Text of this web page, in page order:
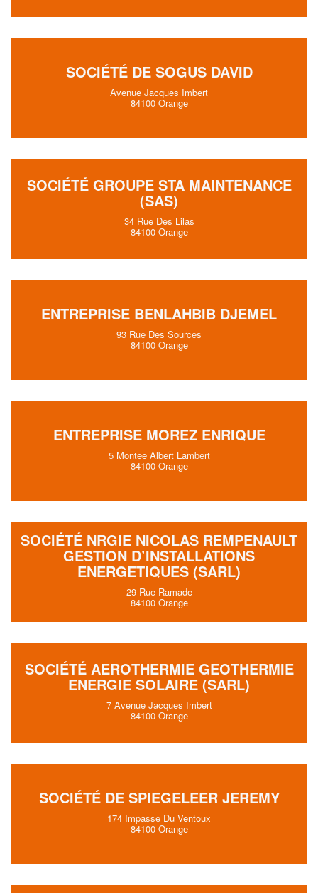
SOCIÉTÉ DE SOGUS DAVID
Avenue Jacques Imbert
84100 Orange
SOCIÉTÉ GROUPE STA MAINTENANCE
(SAS)
34 Rue Des Lilas
84100 Orange
ENTREPRISE BENLAHBIB DJEMEL
93 Rue Des Sources
84100 Orange
ENTREPRISE MOREZ ENRIQUE
5 Montee Albert Lambert
84100 Orange
SOCIÉTÉ NRGIE NICOLAS REMPENAULT
GESTION D’INSTALLATIONS
ENERGETIQUES (SARL)
29 Rue Ramade
84100 Orange
SOCIÉTÉ AEROTHERMIE GEOTHERMIE
ENERGIE SOLAIRE (SARL)
7 Avenue Jacques Imbert
84100 Orange
SOCIÉTÉ DE SPIEGELEER JEREMY
174 Impasse Du Ventoux
84100 Orange